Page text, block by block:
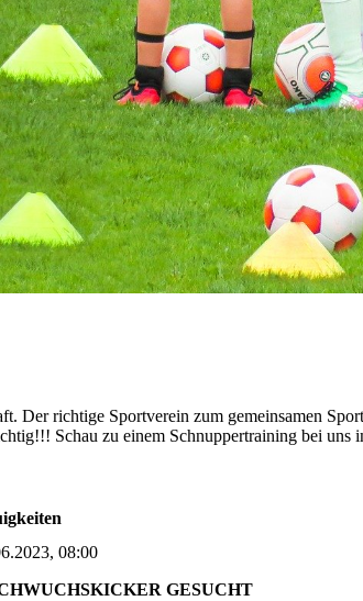
Der richtige Sportverein zum gemeinsamen
Schau zu einem Schnuppertraining bei uns
08:00
GESUCHT